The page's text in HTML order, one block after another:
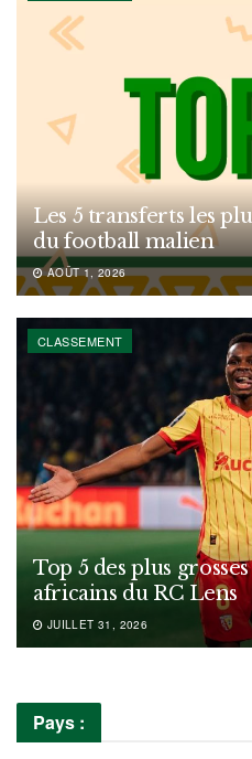
Les 5 transferts les
du football malien
AOÛT 1, 2026
CLASSEMENT
Top 5 des plus
africains du RC Lens
JUILLET 31, 2026
Pays :